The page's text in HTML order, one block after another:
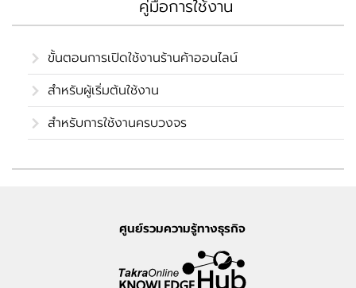
คู่มือการใช้งาน
ขั้นตอนการเปิดใช้งานร้านค้าออนไลน์
สำหรับผู้เริ่มต้นใช้งาน
สำหรับการใช้งานครบวงจร
ศูนย์รวมความรู้ทางธุรกิจ